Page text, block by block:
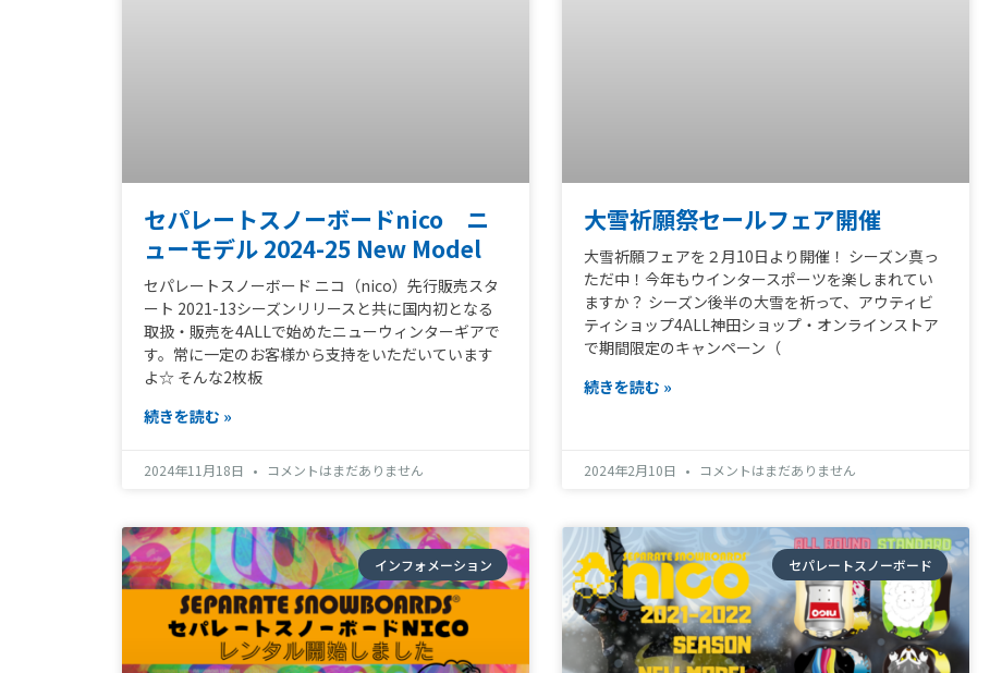
セパレートスノーボードnico ニ
ューモデル 2024-25 New Model
セパレートスノーボード ニコ（nico）先行販売スタ
ート 2021-13シーズンリリースと共に国内初となる
取扱・販売を4ALLで始めたニューウィンターギアで
す。常に一定のお客様から支持をいただいています
よ☆ そんな2枚板
続きを読む »
2024年11月18日 コメントはまだありません
大雪祈願祭セールフェア開催
大雪祈願フェアを２月10日より開催！ シーズン真っ
ただ中！今年もウインタースポーツを楽しまれてい
ますか？ シーズン後半の大雪を祈って、アウティビ
ティショップ4ALL神田ショップ・オンラインストア
で期間限定のキャンペーン（
続きを読む »
2024年2月10日 コメントはまだありません
インフォメーション セパレートスノーボード